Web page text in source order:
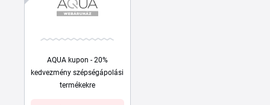
AQUA kupon - 20%
kedvezmény szépségápolási
termékekre